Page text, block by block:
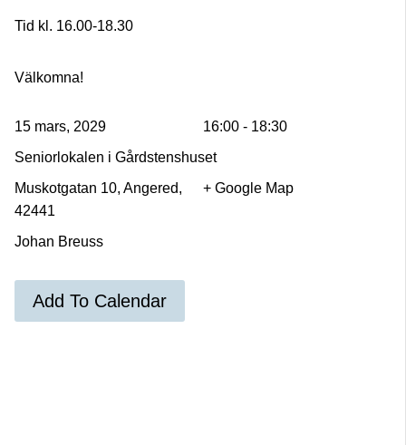
Tid kl. 16.00-18.30
Välkomna!
15 mars, 2029
16:00 - 18:30
Seniorlokalen i Gårdstenshuset
Muskotgatan 10, Angered,
42441
+ Google Map
Johan Breuss
Add To Calendar